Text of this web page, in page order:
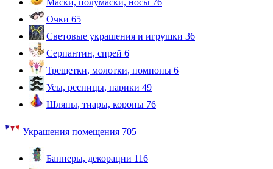
Очки 65
Световые украшения и игрушки 36
Серпантин, спрей 6
Трещетки, молотки, помпоны 6
Усы, ресницы, парики 49
Шляпы, тиары, короны 76
Украшения помещения 705
Баннеры, декорации 116